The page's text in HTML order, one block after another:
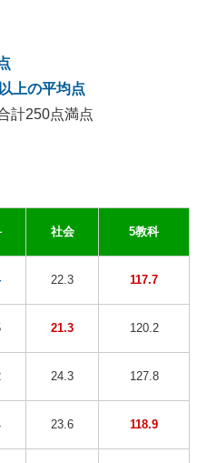
上の平均点
計250点満点
社会 5教科
22.3 117.7
21.3 120.2
24.3 127.8
23.6 118.9